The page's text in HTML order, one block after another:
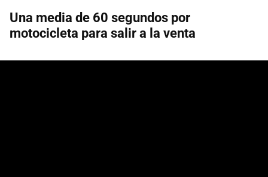
Una media de 60 segundos por
motocicleta para salir a la venta